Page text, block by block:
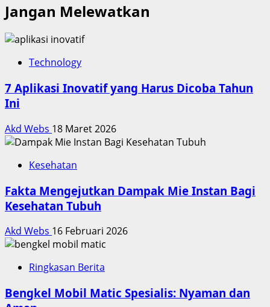
Jangan Melewatkan
Technology
7 Aplikasi Inovatif yang Harus Dicoba Tahun
Ini
Akd Webs 18 Maret 2026
Kesehatan
Fakta Mengejutkan Dampak Mie Instan Bagi
Kesehatan Tubuh
Akd Webs 16 Februari 2026
Ringkasan Berita
Bengkel Mobil Matic Spesialis: Nyaman dan